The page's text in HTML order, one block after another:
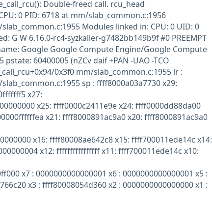
Double-freed call. rcu_head
0 PID: 6718 at mm/slab_common.c:1956
Modules linked in: CPU: 0 UID: 0
G W 6.16.0-rc4-syzkaller-g7482bb149b9f #0 PREEMPT
Google Google Compute Engine/Google Compute
60400005 (nZCv daif +PAN -UAO -TCO
0x3f0 mm/slab_common.c:1955 lr :
sp : ffff8000a03a7730 x29:
x27:
x25: ffff0000c2411e9e x24: ffff0000dd88da00
x21: ffff8000891ac9a0 x20: ffff8000891ac9a0
x16: ffff80008ae642c8 x15: ffff700011ede14c x14:
x12: ffffffffffffffff x11: ffff700011ede14c x10:
x7 : 0000000000000001 x6 : 0000000000000001 x5 :
x3 : ffff80008054d360 x2 : 0000000000000000 x1 :